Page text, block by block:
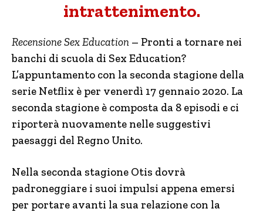
intrattenimento.
Recensione Sex Education – Pronti a tornare nei
banchi di scuola di Sex Education?
L’appuntamento con la seconda stagione della
serie Netflix è per venerdì 17 gennaio 2020. La
seconda stagione è composta da 8 episodi e ci
riporterà nuovamente nelle suggestivi
paesaggi del Regno Unito.
Nella seconda stagione Otis dovrà
padroneggiare i suoi impulsi appena emersi
per portare avanti la sua relazione con la